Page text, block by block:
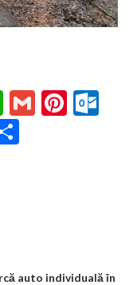
W
h
at
G Pi
auto individuală în